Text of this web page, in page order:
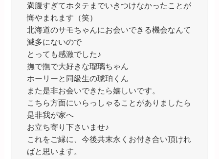
満腹すぎてホタテまでいきつけなかったことが
悔やまれます（笑）
北海道のサモちゃんにお会いできる機会なんて
滅多にないので
とっても感激でした♪
撫で撫で大好きな瑠璃ちゃん
ホーリーと同級生の琥珀くん
また是非お会いできたら嬉しいです。
こちら方面にいらっしゃることがありましたら
是非我が家へ
お立ち寄り下さいませ♪
これをご縁に、今後共末永くお付き合い頂けれ
ばと思います。